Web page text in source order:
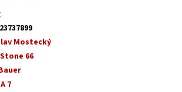
Mostecký
66
7